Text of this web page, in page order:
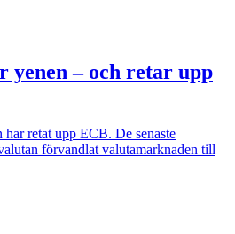
yenen – och retar upp
retat upp ECB. De senaste
förvandlat valutamarknaden till